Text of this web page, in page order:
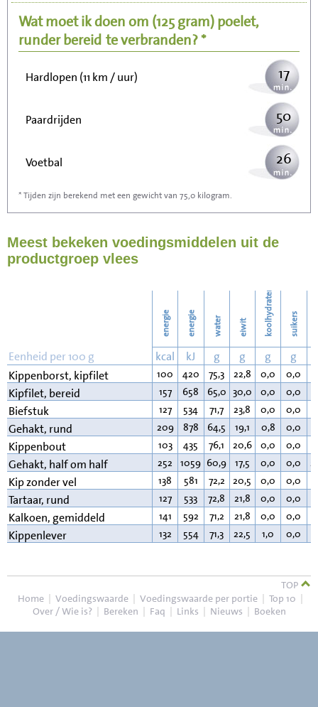
Wat moet ik doen om (125 gram)poelet,
runder bereid te verbranden? *
Wandelen (5 km/uur)
Hardlopen (11 km / uur) 17
Paardrijden 50
Voetbal 26
Stofzuigen
Strijken 86
99
* Tijden zijn berekend met een gewicht van 75,0 kilogram.
Meest bekeken voedingsmiddelen uit de
productgroep vlees
energie energie water eiwit koolhydraten suikers
Eenheid per 100 g kcal kJ g g g g
Kippenborst, kipfilet
100 420 75,3 22,8 0,0 0,0
Kipfilet, bereid 157 658 65,0 30,0 0,0 0,0
Biefstuk 127 534 71,7 23,8 0,0 0,0
Gehakt, rund 209 878 64,5 19,1 0,8 0,0
Kippenbout 103 435 76,1 20,6 0,0 0,0
Gehakt, half om half 252 1059 60,9 17,5 0,0 0,0
Kip zonder vel 138 581 72,2 20,5 0,0 0,0
Tartaar, rund 127 533 72,8 21,8 0,0 0,0
Kalkoen, gemiddeld 141 592 71,2 21,8 0,0 0,0
Kippenlever 132 554 71,3 22,5 1,0 0,0
TOP
Home | Voedingswaarde | Voedingswaarde per portie | Top 10 |
Over / Wie is? | Bereken | Faq | Links | Nieuws | Boeken